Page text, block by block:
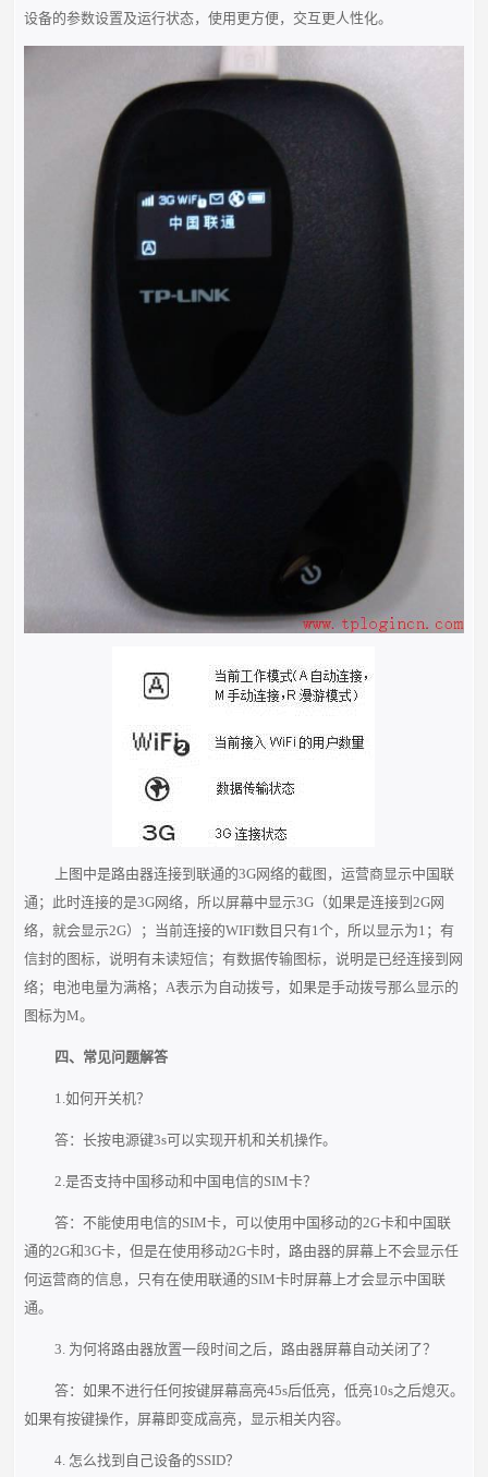
设备的参数设置及运行状态，使用更方便，交互更人性化。
上图中是路由器连接到联通的3G网络的截图，运营商显示中国联
通；此时连接的是3G网络，所以屏幕中显示3G（如果是连接到2G网
络，就会显示2G）；当前连接的WIFI数目只有1个，所以显示为1；有
信封的图标，说明有未读短信；有数据传输图标，说明是已经连接到网
络；电池电量为满格；A表示为自动拨号，如果是手动拨号那么显示的
图标为M。
四、常见问题解答
1.如何开关机？
答：长按电源键3s可以实现开机和关机操作。
2.是否支持中国移动和中国电信的SIM卡？
答：不能使用电信的SIM卡，可以使用中国移动的2G卡和中国联
通的2G和3G卡，但是在使用移动2G卡时，路由器的屏幕上不会显示任
何运营商的信息，只有在使用联通的SIM卡时屏幕上才会显示中国联
通。
3. 为何将路由器放置一段时间之后，路由器屏幕自动关闭了？
答：如果不进行任何按键屏幕高亮45s后低亮，低亮10s之后熄灭。
如果有按键操作，屏幕即变成高亮，显示相关内容。
4. 怎么找到自己设备的SSID？